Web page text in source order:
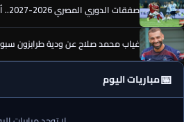
صفقات الدوري المصري 2026-2027.. أحدث تعاقدات الأندية
غياب محمد صلاح عن ودية طرابزون
📅مباريات اليوم